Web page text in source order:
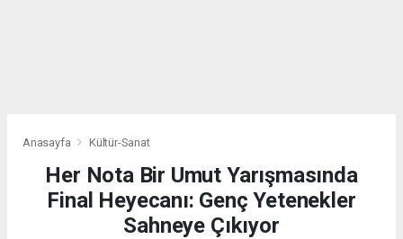
Anasayfa Kültür-Sanat
Her Nota Bir Umut Yarışmasında
Final Heyecanı: Genç Yetenekler
Sahneye Çıkıyor